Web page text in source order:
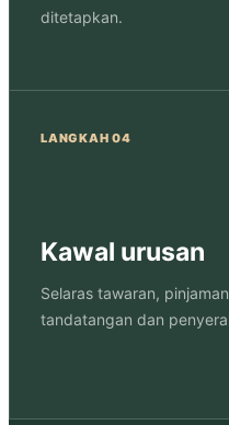
ditetapkan.
LANGKAH 04
Kawal urusan
Selaras tawaran,
tandatangan dan